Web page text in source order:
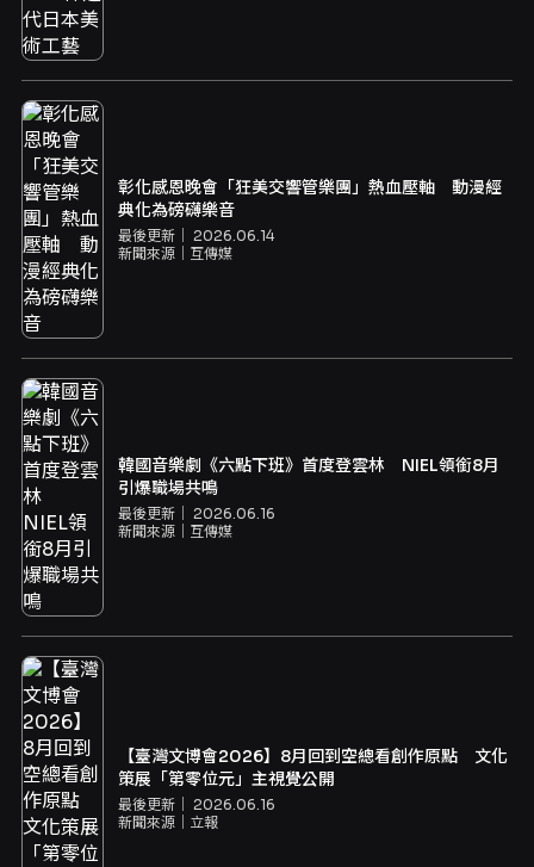
彰化感恩晚會「狂美交響管樂團」熱血壓軸 動漫經
典化為磅礴樂音
最後更新｜ 2026.06.14
新聞來源｜ 互傳媒
韓國音樂劇《六點下班》首度登雲林 NIEL領銜8月
引爆職場共鳴
最後更新｜ 2026.06.16
新聞來源｜ 互傳媒
【臺灣文博會2026】8月回到空總看創作原點 文化
策展「第零位元」主視覺公開
最後更新｜ 2026.06.16
新聞來源｜ 立報